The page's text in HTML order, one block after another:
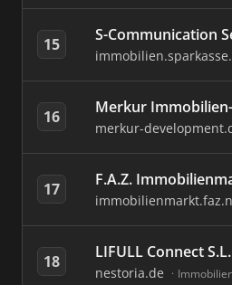
15 S-Communication
16 Merkur
merkur-
17 F.A.Z.
18 LIFULL Connect S.L.
nestoria.de